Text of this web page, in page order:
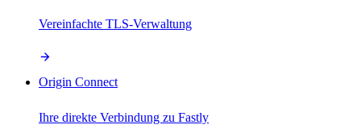
Vereinfachte TLS-Verwaltung
Origin Connect
Ihre direkte Verbindung zu Fastly